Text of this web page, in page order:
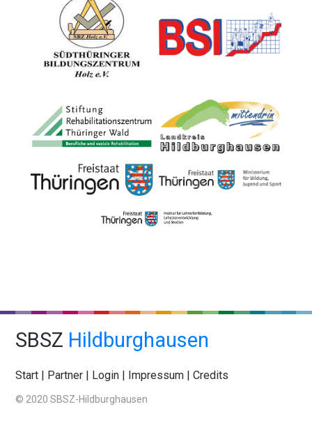
SBSZ Hildburghausen
Start Partner Login Impressum |Credits
© 2020 SBSZ-Hildburghausen